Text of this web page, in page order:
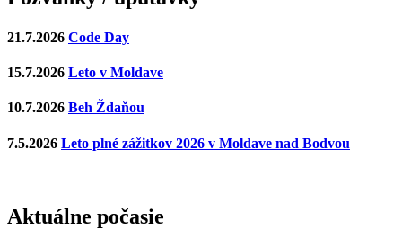
21.7.2026 Code Day
15.7.2026 Leto v Moldave
10.7.2026 Beh Ždaňou
7.5.2026 Leto plné zážitkov 2026 v Moldave nad Bodvou
Aktuálne počasie